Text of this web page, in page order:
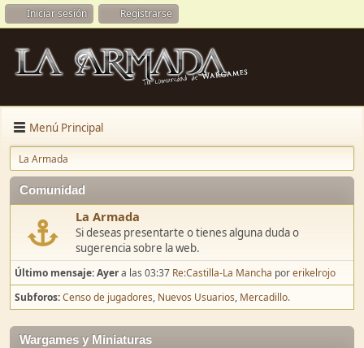
Iniciar sesión Registrarse
Menú Principal
La Armada
Comunidad
La Armada
Si deseas presentarte o tienes alguna duda o
sugerencia sobre la web.
Último mensaje:Ayera las 03:37 Re:Castilla-La Mancha porerikelrojo
Subforos Censo de jugadores Nuevos Usuarios Mercadillo.
Wargames y Miniaturas